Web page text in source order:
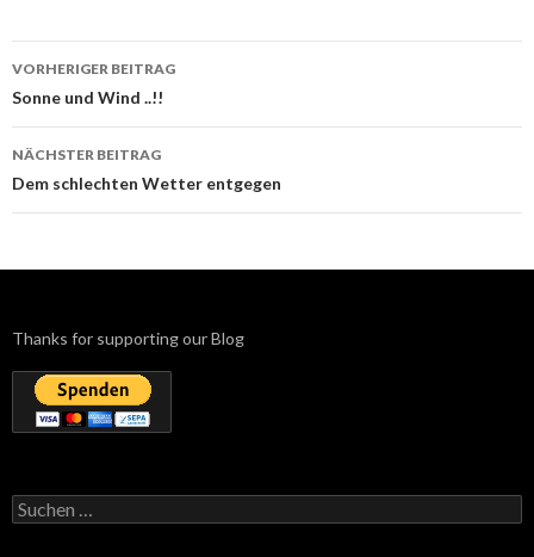
Beitrags-
Navigation
VORHERIGER BEITRAG
Sonne und Wind ..!!
NÄCHSTER BEITRAG
Dem schlechten Wetter entgegen
Thanks for supporting our Blog
Suchen
nach: